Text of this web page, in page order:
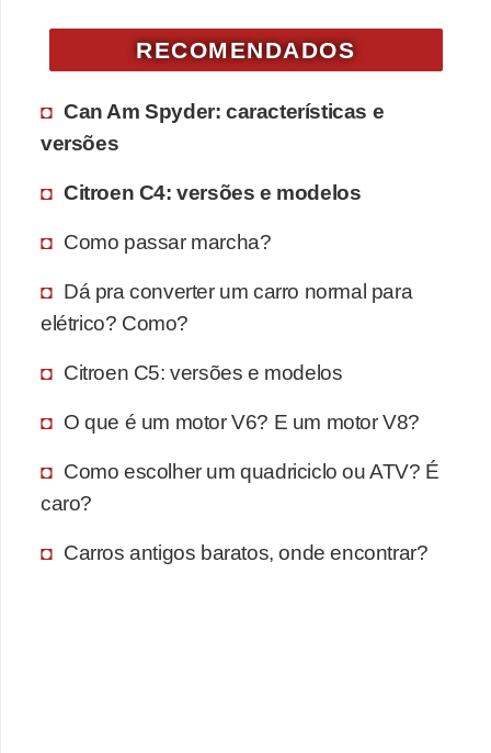
RECOMENDADOS
Can Am Spyder: características e
versões
Citroen C4: versões e modelos
Como passar marcha?
Dá pra converter um carro normal para
elétrico? Como?
Citroen C5: versões e modelos
O que é um motor V6? E um motor V8?
Como escolher um quadriciclo ou ATV? É
caro?
Carros antigos baratos, onde encontrar?